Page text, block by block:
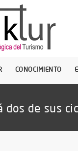
CONOCIMIENTO
dos de sus